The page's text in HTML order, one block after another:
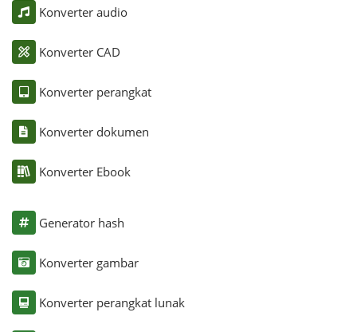
Konverter audio
Konverter CAD
Konverter perangkat
Konverter dokumen
Konverter Ebook
Generator hash
Konverter gambar
Konverter perangkat lunak